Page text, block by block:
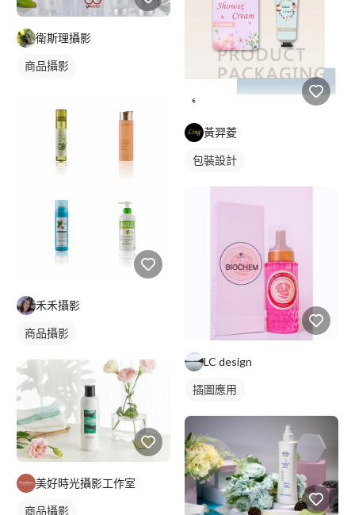
衛斯理攝影
商品攝影
禾禾攝影
商品攝影
美好時光攝影工作室
商品攝影
黃羿菱
包裝設計
LC design
插圖應用